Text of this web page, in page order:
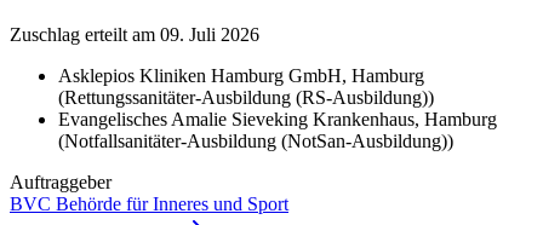
Zuschlag erteilt am 09. Juli 2026
Asklepios Kliniken Hamburg GmbH, Hamburg
(Rettungssanitäter-Ausbildung (RS-Ausbildung))
Evangelisches Amalie Sieveking Krankenhaus, Hamburg
(Notfallsanitäter-Ausbildung (NotSan-Ausbildung))
Auftraggeber
BVC Behörde für Inneres und Sport